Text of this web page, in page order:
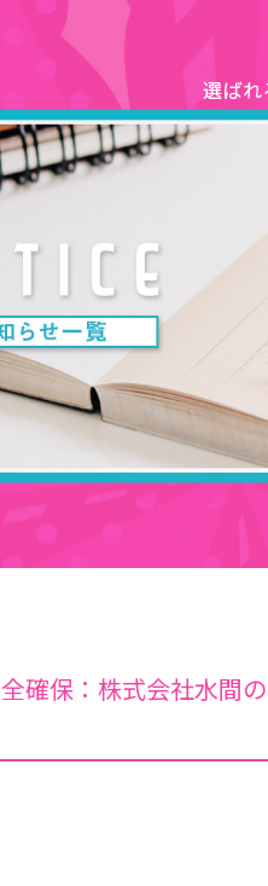
確保：株式会社水間